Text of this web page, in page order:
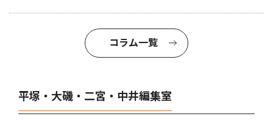
コラム一覧
平塚・大磯・二宮・中井編集室